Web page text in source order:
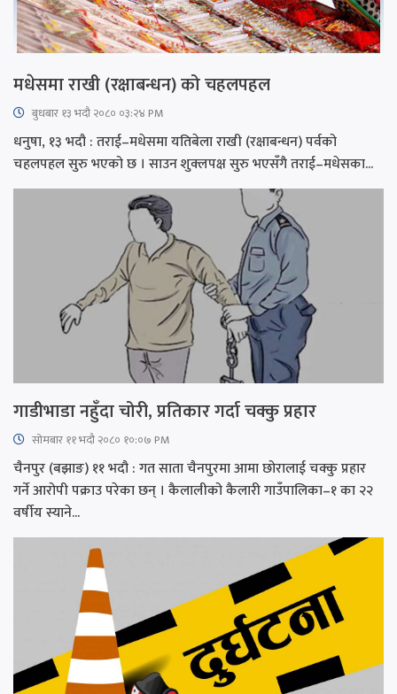
मधेसमा राखी (रक्षाबन्धन) को चहलपहल
बुधबार १३ भदौ २०८० ०३:२४ PM
धनुषा, १३ भदौ : तराई–मधेसमा यतिबेला राखी (रक्षाबन्धन) पर्वको
चहलपहल सुरु भएको छ । साउन शुक्लपक्ष सुरु भएसँगै तराई–मधेसका...
गाडीभाडा नहुँदा चोरी, प्रतिकार गर्दा चक्कु प्रहार
सोमबार ११ भदौ २०८० १०:०७ PM
चैनपुर (बझाङ) ११ भदौ : गत साता चैनपुरमा आमा छोरालाई चक्कु प्रहार
गर्ने आरोपी पक्राउ परेका छन् । कैलालीको कैलारी गाउँपालिका–१ का २२
वर्षीय स्याने...